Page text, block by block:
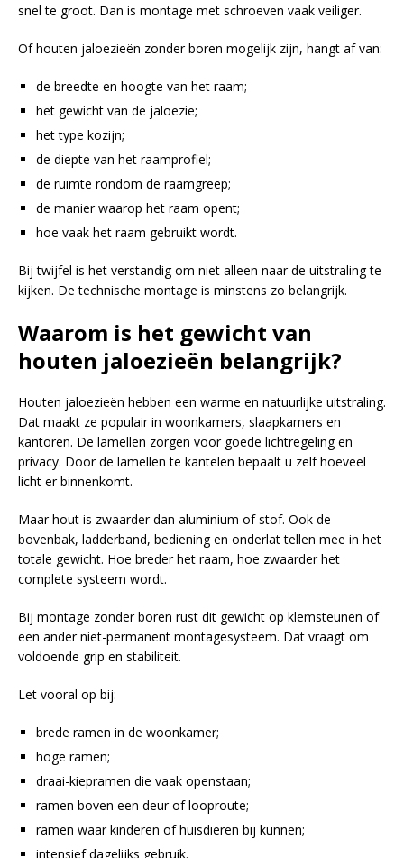
snel te groot. Dan is montage met schroeven vaak veiliger.
Of houten jaloezieën zonder boren mogelijk zijn, hangt af van:
de breedte en hoogte van het raam;
het gewicht van de jaloezie;
het type kozijn;
de diepte van het raamprofiel;
de ruimte rondom de raamgreep;
de manier waarop het raam opent;
hoe vaak het raam gebruikt wordt.
Bij twijfel is het verstandig om niet alleen naar de uitstraling te
kijken. De technische montage is minstens zo belangrijk.
Waarom is het gewicht van
houten jaloezieën belangrijk?
Houten jaloezieën hebben een warme en natuurlijke uitstraling.
Dat maakt ze populair in woonkamers, slaapkamers en
kantoren. De lamellen zorgen voor goede lichtregeling en
privacy. Door de lamellen te kantelen bepaalt u zelf hoeveel
licht er binnenkomt.
Maar hout is zwaarder dan aluminium of stof. Ook de
bovenbak, ladderband, bediening en onderlat tellen mee in het
totale gewicht. Hoe breder het raam, hoe zwaarder het
complete systeem wordt.
Bij montage zonder boren rust dit gewicht op klemsteunen of
een ander niet-permanent montagesysteem. Dat vraagt om
voldoende grip en stabiliteit.
Let vooral op bij:
brede ramen in de woonkamer;
hoge ramen;
draai-kiepramen die vaak openstaan;
ramen boven een deur of looproute;
ramen waar kinderen of huisdieren bij kunnen;
intensief dagelijks gebruik.